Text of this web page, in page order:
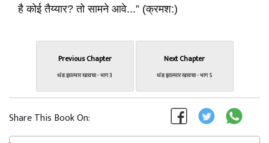
है कोई तैय्यार? तो सामने आवे...” (क्रमश:)
Previous Chapter
थंड झाल्यार खावचा - भाग 3
Next Chapter
थंड झाल्यार खावचा - भाग 5
Share This Book On: